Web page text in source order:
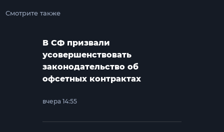
Смотрите также
В СФ призвали
усовершенствовать
законодательство об
офсетных контрактах
вчера 14:55